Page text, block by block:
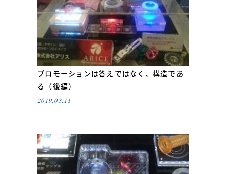
プロモーションは答えではなく、構造であ
る（後編）
2019.03.11